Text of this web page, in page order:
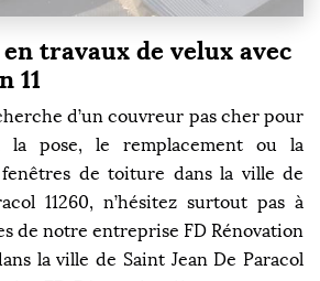
travaux de velux avec
11
d’un couvreur pas cher pour
la pose, le remplacement ou la
de toiture dans la ville de
11260, n’hésitez surtout pas à
de notre entreprise FD Rénovation
la ville de Saint Jean De Paracol